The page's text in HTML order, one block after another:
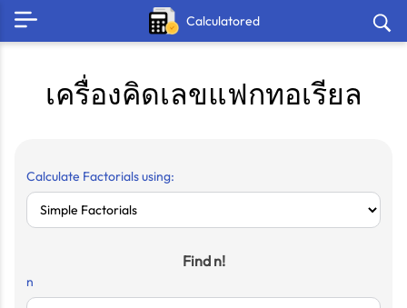
Calculatored
เครื่องคิดเลขแฟกทอเรียล
Calculate Factorials using:
Find n!
n